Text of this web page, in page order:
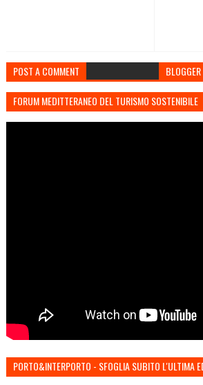
POST A COMMENT BLOGGER
FORUM MEDITTERANEO DEL TURISMO SOSTENIBILE
PORTO&INTERPORTO - SFOGLIA SUBITO L'ULTIMA